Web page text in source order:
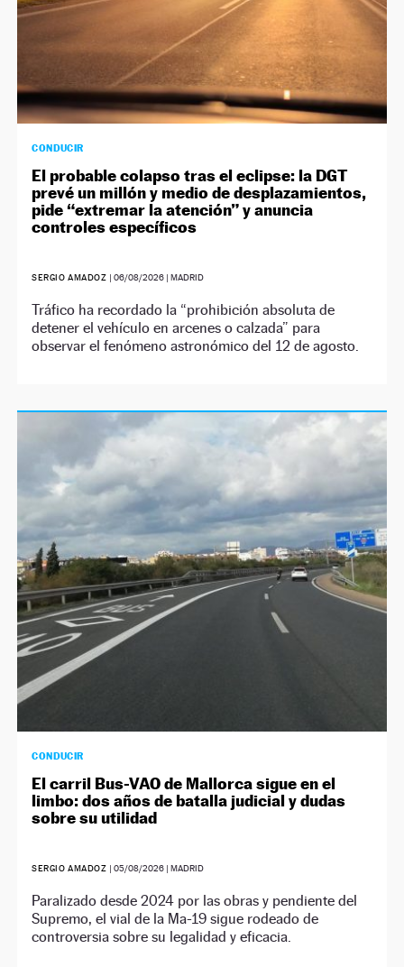
CONDUCIR
El probable colapso tras el eclipse: la DGT
prevé un millón y medio de desplazamientos,
pide “extremar la atención” y anuncia
controles específicos
SERGIO AMADOZ |06/08/2026 | MADRID
Tráfico ha recordado la “prohibición absoluta de
detener el vehículo en arcenes o calzada” para
observar el fenómeno astronómico del 12 de agosto.
CONDUCIR
El carril Bus-VAO de Mallorca sigue en el
limbo: dos años de batalla judicial y dudas
sobre su utilidad
SERGIO AMADOZ |05/08/2026 | MADRID
Paralizado desde 2024 por las obras y pendiente del
Supremo, el vial de la Ma-19 sigue rodeado de
controversia sobre su legalidad y eficacia.